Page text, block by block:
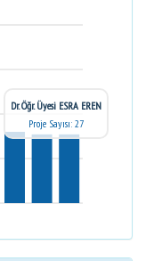
Dr. Öğr. Üyesi ESRA EREN
Proje Sayısı: 27